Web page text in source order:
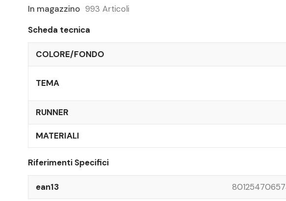
In magazzino 993 Articoli
Scheda tecnica
COLORE/FONDO
TEMA
RUNNER
MATERIALI
Riferimenti Specifici
ean13